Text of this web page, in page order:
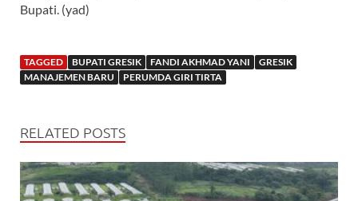
Bupati. (yad)
TAGGED BUPATI GRESIK FANDI AKHMAD YANI
GRESIK
MANAJEMEN BARU
PERUMDA GIRI TIRTA
RELATED POSTS